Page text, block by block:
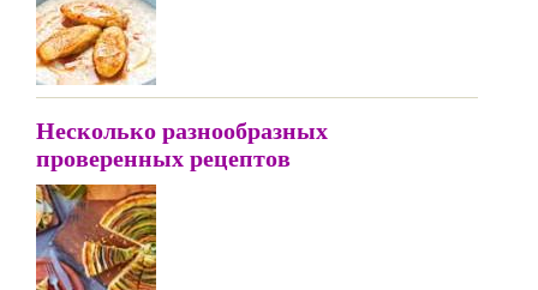
Несколько разнообразных
проверенных рецептов